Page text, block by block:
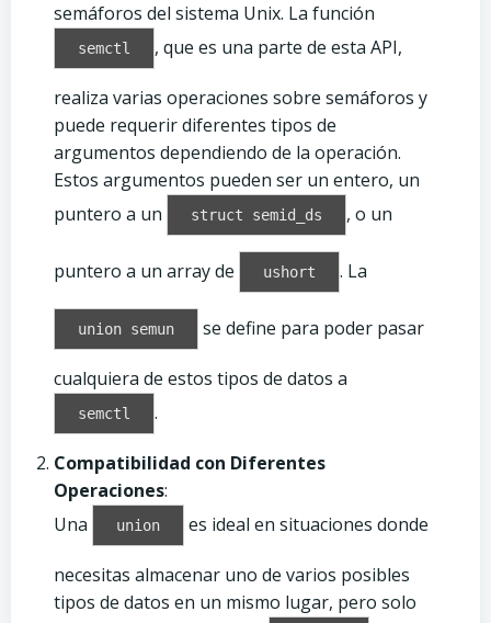
semáforos del sistema Unix. La función
semctl , que es una parte de esta API,
realiza varias operaciones sobre semáforos y
puede requerir diferentes tipos de
argumentos dependiendo de la operación.
Estos argumentos pueden ser un entero, un
puntero a un
struct semid_ds , o un
puntero a un array de ushort . La
union semun se define para poder pasar
cualquiera de estos tipos de datos a
semctl .
Compatibilidad con Diferentes
Operaciones:
Una
union es ideal en situaciones donde
necesitas almacenar uno de varios posibles
tipos de datos en un mismo lugar, pero solo